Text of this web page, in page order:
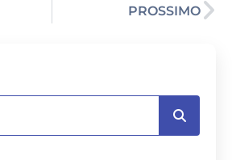
PROSSIMO